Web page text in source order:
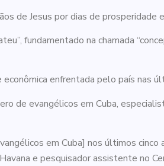
de Jesus por dias de prosperidade
fundamentado na chamada
enfrentada pelo país nas
de evangélicos em Cuba,
em Cuba] nos últimos
e pesquisador assistente no